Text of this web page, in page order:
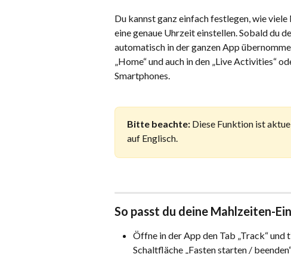
Du kannst ganz einfach festlegen, wie
eine genaue Uhrzeit einstellen. Sobald du
automatisch in der ganzen App
„Home“ und auch in den „Live Activities“
Smartphones.
Bitte beachte: Diese Funktion ist
auf Englisch.
So passt du deine Mahlzeiten-
Öffne in der App den Tab „Track“
Schaltfläche „Fasten starten /